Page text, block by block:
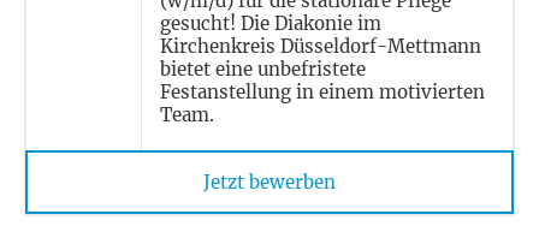
gesucht! Die Diakonie im
Kirchenkreis Düsseldorf-Mettmann
bietet eine unbefristete
Festanstellung in einem motivierten
Team.
Jetzt bewerben